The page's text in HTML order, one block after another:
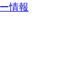
情報